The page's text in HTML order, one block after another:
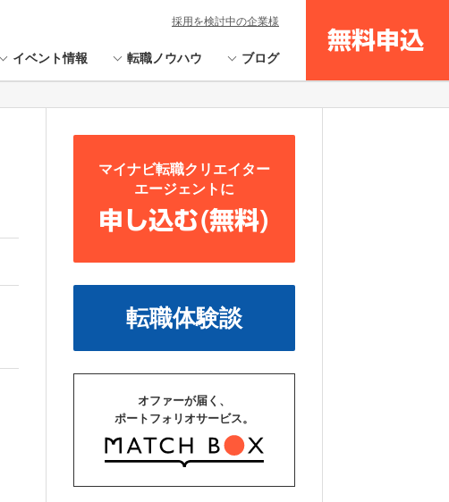
イベント情報 転職ノウハウ ブログ
無料申込
採用を検討中の企業様
マイナビ転職クリエイター
エージェントに
申し込む(無料)
転職体験談
オファーが届く、
ポートフォリオサービス。